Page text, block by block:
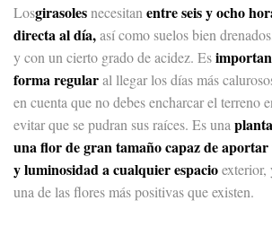
Losgirasolesnecesitan entre seis y ocho
directa al día,así como suelos bien
y con un cierto grado de acidez. Es
forma regularal llegar los días más
en cuenta que no debes encharcar el terreno
evitar que se pudran sus raíces. Es una
una flor de gran tamaño capaz de
y luminosidad a cualquier espacioexterior,
una de las flores más positivas que existen.